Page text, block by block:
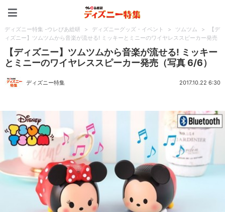
ディズニー特集 -ウレぴあ総研 > ディズニーグッズ・イベント > ツムツム >
【デ
ィズニー】ツムツムから音楽が流せる! ミッキーとミニーのワイヤレススピーカー発売
【ディズニー】ツムツムから音楽が流せる! ミッキー
とミニーのワイヤレススピーカー発売（写真 6/6）
ディズニー特集 2017.10.22 6:30